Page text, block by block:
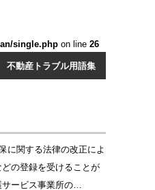
single.php on line 26
不動産トラブル用語集
に関する法律の改正によ
の登録を受けることが
サービス事業所の…